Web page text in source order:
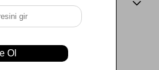
Koleksiyona Ekle